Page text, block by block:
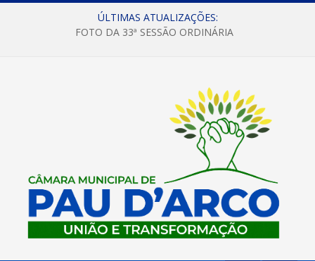
ÚLTIMAS ATUALIZAÇÕES:
FOTO DA 33ª SESSÃO ORDINÁRIA